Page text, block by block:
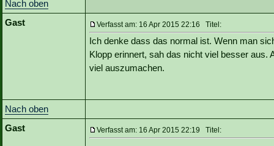
Nach oben
Gast
Verfasst am: 16 Apr 2015 22:16 Titel:
Ich denke dass das normal ist. Wenn man
Klopp erinnert, sah das nicht viel besser aus.
viel auszumachen.
Nach oben
Gast
Verfasst am: 16 Apr 2015 22:19 Titel: